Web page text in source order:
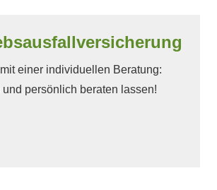
einer individuellen Beratung:
persönlich beraten lassen!